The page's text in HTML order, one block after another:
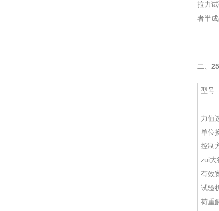
拉力
者半
二、
型号
力值
单位
控制
zui大
有效
试验
荷重